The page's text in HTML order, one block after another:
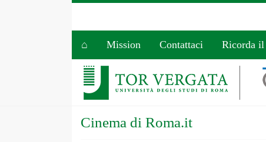
⌂ Mission Contattaci Ricorda il
Cinema di Roma.it